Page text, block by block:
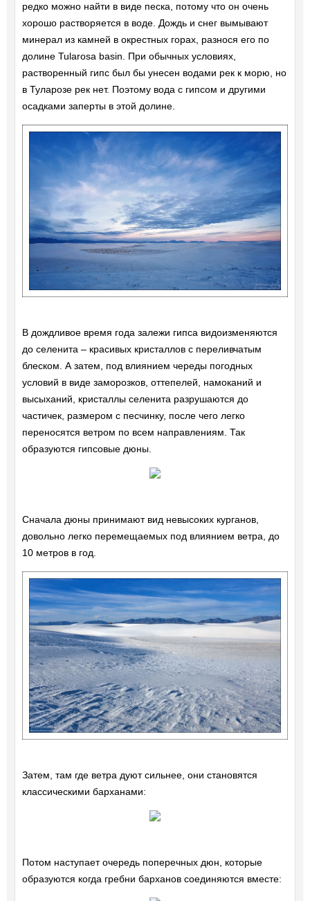
редко можно найти в виде песка, потому что он очень
хорошо растворяется в воде. Дождь и снег вымывают
минерал из камней в окрестных горах, разнося его по
долине Tularosa basin. При обычных условиях,
растворенный гипс был бы унесен водами рек к морю, но
в Туларозе рек нет. Поэтому вода с гипсом и другими
осадками заперты в этой долине.
В дождливое время года залежи гипса видоизменяются
до селенита – красивых кристаллов с переливчатым
блеском. А затем, под влиянием череды погодных
условий в виде заморозков, оттепелей, намоканий и
высыханий, кристаллы селенита разрушаются до
частичек, размером с песчинку, после чего легко
переносятся ветром по всем направлениям. Так
образуются гипсовые дюны.
Сначала дюны принимают вид невысоких курганов,
довольно легко перемещаемых под влиянием ветра, до
10 метров в год.
Затем, там где ветра дуют сильнее, они становятся
классическими барханами:
Потом наступает очередь поперечных дюн, которые
образуются когда гребни барханов соединяются вместе: